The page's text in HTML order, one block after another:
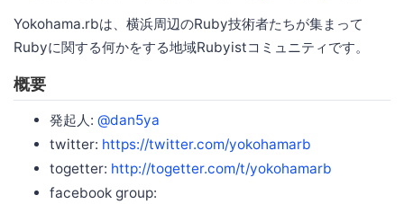
Yokohama.rbは、横浜周辺のRuby技術者たちが集まって
Rubyに関する何かをする地域Rubyistコミュニティです。
概要
発起人: @dan5ya
twitter: https://twitter.com/yokohamarb
togetter: http://togetter.com/t/yokohamarb
facebook group: